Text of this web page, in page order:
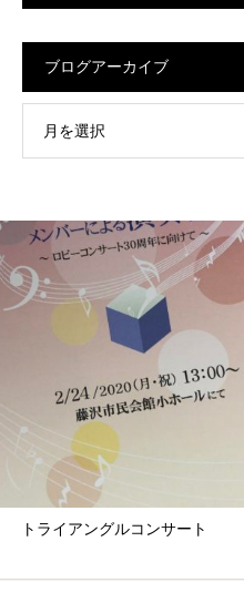
ブログアーカイブ
月を選択
サート 新居にピアノが！